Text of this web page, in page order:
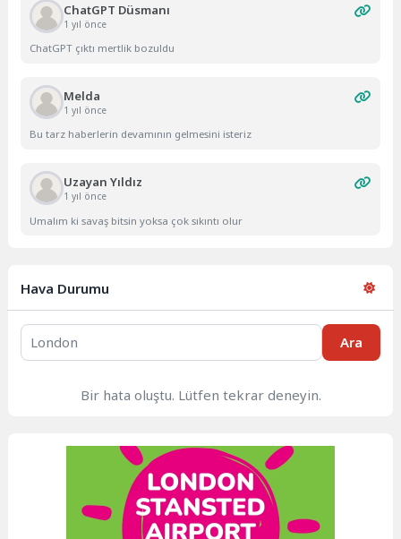
ChatGPT Düsmanı
1 yıl önce
ChatGPT çıktı mertlik bozuldu
Melda
1 yıl önce
Bu tarz haberlerin devamının gelmesini isteriz
Uzayan Yıldız
1 yıl önce
Umalım ki savaş bitsin yoksa çok sıkıntı olur
Hava Durumu
Ara
Bir hata oluştu. Lütfen tekrar deneyin.